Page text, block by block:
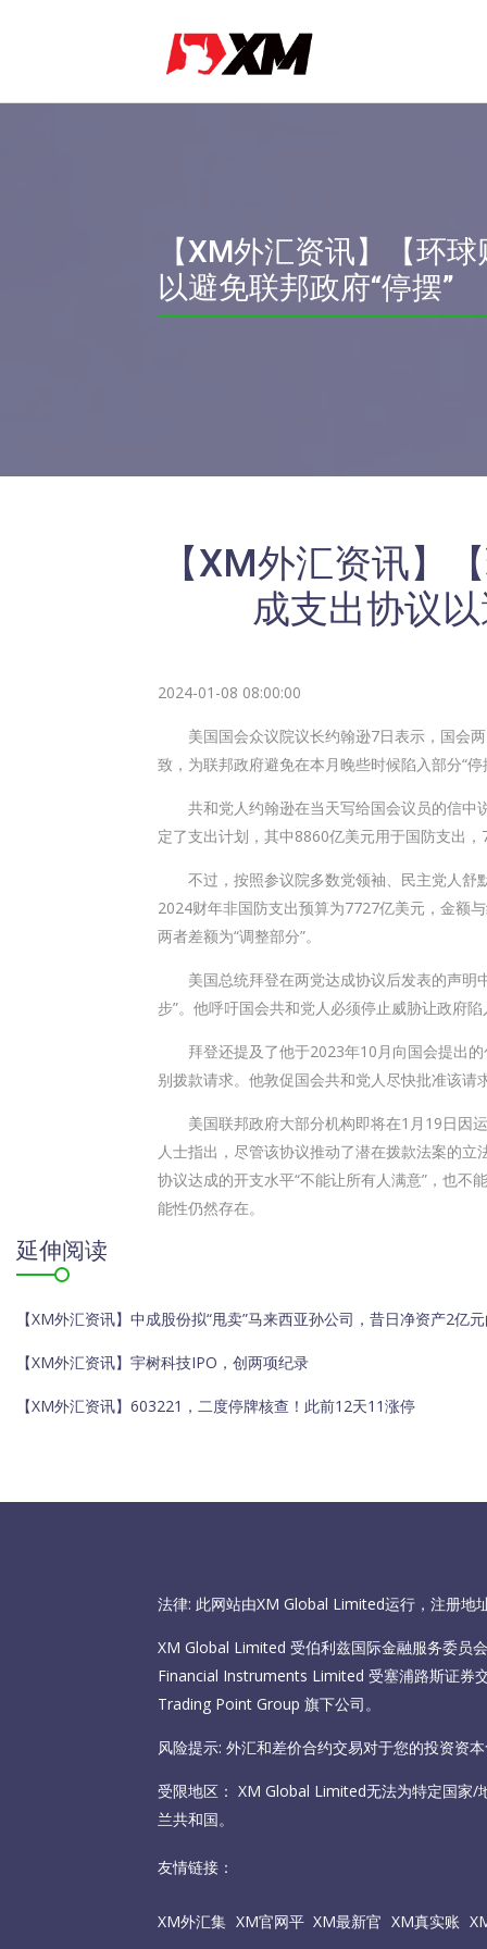
【XM外汇资讯】【环
以避免联邦政府“停摆”
【XM外汇资讯】
成支出协议
2024-01-08 08:00:00
美国国会众议院议长约翰逊7日表示，国会两
致，为联邦政府避免在本月晚些时候陷入部分“停
共和党人约翰逊在当天写给国会议员的信中
定了支出计划，其中8860亿美元用于国防支出
不过，按照参议院多数党领袖、民主党人舒
2024财年非国防支出预算为7727亿美元，金额
两者差额为“调整部分”。
美国总统拜登在两党达成协议后发表的声明中
步”。他呼吁国会共和党人必须停止威胁让政府
拜登还提及了他于2023年10月向国会提出的
别拨款请求。他敦促国会共和党人尽快批准该请
美国联邦政府大部分机构即将在1月19日因运
人士指出，尽管该协议推动了潜在拨款法案的
协议达成的开支水平“不能让所有人满意”，也不
能性仍然存在。
延伸阅读
【XM外汇资讯】中成股份拟“甩卖”马来西亚孙公司，昔日净资产2亿
【XM外汇资讯】宇树科技IPO，创两项纪录
【XM外汇资讯】603221，二度停牌核查！此前12天11涨停
法律: 此网站由XM Global Limited运行，注册地
XM Global Limited 受伯利兹国际金融服务委员
Financial Instruments Limited 受塞浦路斯证券
Trading Point Group 旗下公司。
风险提示: 外汇和差价合约交易对于您的投资资
受限地区： XM Global Limited无法为特定国家/
兰共和国。
友情链接：
XM外汇集 XM官网平 XM最新官 XM真实账